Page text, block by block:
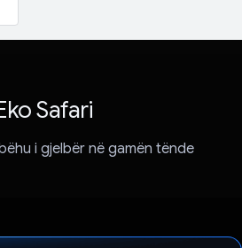
Safari
i gjelbër në gamën tënde